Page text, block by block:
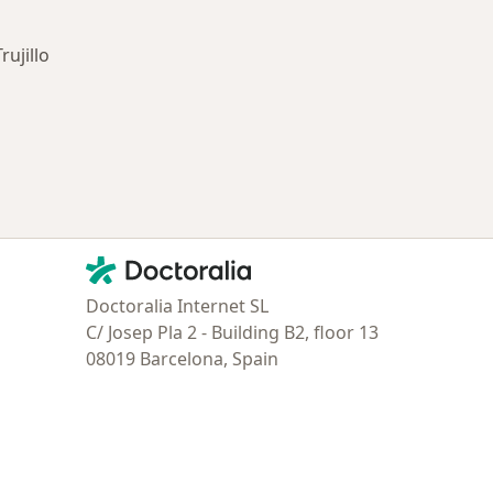
Contacto
Doctoralia - Página de inicio
Doctoralia Internet SL
C/ Josep Pla 2 - Building B2, floor 13
08019 Barcelona, Spain